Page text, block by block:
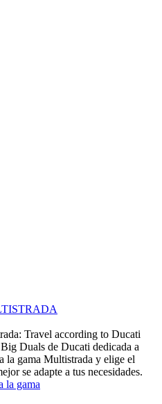
Travel according to Ducati
Duals de Ducati dedicada a
la gama Multistrada y elige el
se adapte a tus necesidades.
la gama